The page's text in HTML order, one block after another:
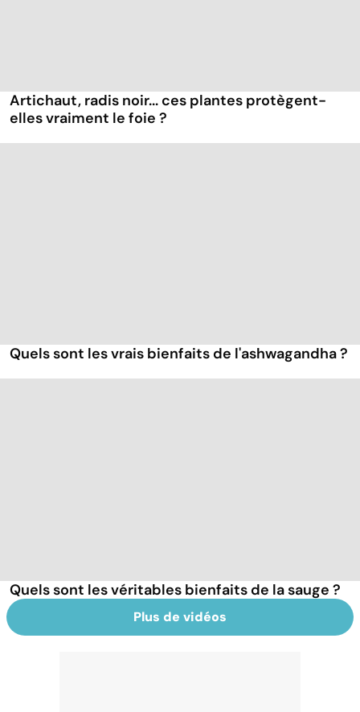
Artichaut, radis noir... ces plantes protègent-
elles vraiment le foie ?
Quels sont les vrais bienfaits de l'ashwagandha ?
Quels sont les véritables bienfaits de la sauge ?
Plus de vidéos